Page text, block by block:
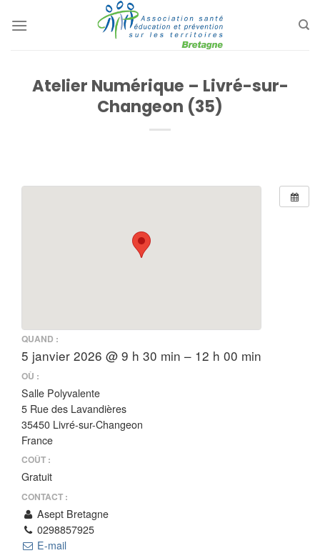
au
Atelier Numérique – Livré-sur-
Changeon (35)
QUAND :
5 janvier 2026 @ 9 h 30 min – 12 h 00 min
OÙ :
Salle Polyvalente
5 Rue des Lavandières
35450 Livré-sur-Changeon
France
COÛT :
Gratuit
CONTACT :
Asept Bretagne
0298857925
E-mail